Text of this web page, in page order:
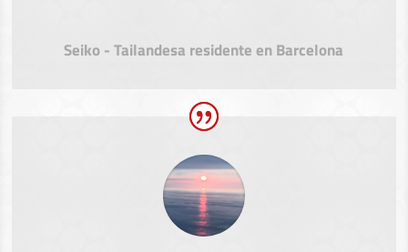
Seiko - Tailandesa residente en Barcelona